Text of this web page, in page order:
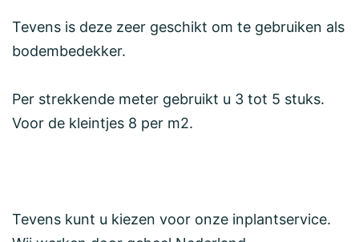
Tevens is deze zeer geschikt om te gebruiken als
bodembedekker.
Per strekkende meter gebruikt u 3 tot 5 stuks.
Voor de kleintjes 8 per m2.
Tevens kunt u kiezen voor onze inplantservice.